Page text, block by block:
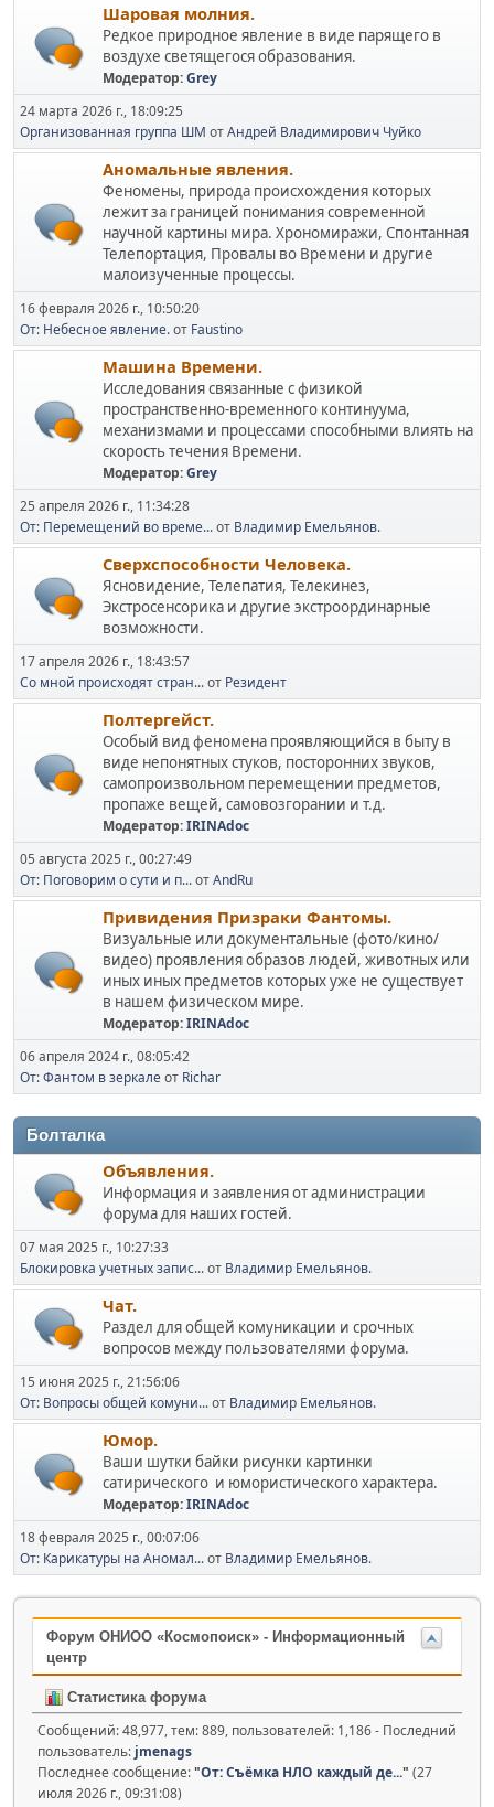
Шаровая молния.
Редкое природное явление в виде парящего в
воздухе светящегося образования.
Модератор:Grey
24 марта 2026 г., 18:09:25
Организованная группа ШМ отАндрей Владимирович Чуйко
Аномальные явления.
Феномены, природа происхождения которых
лежит за границей понимания современной
научной картины мира. Хрономиражи, Спонтанная
Телепортация, Провалы во Времени и другие
малоизученные процессы.
16 февраля 2026 г., 10:50:20
От: Небесное явление.от Faustino
Машина Времени.
Исследования связанные с физикой
пространственно-временного континуума,
механизмами и процессами способными влиять на
скорость течения Времени.
Модератор:Grey
25 апреля 2026 г., 11:34:28
От: Перемещений во време...от Владимир Емельянов.
Сверхспособности Человека.
Ясновидение, Телепатия, Телекинез,
Экстросенсорика и другие экстроординарные
возможности.
17 апреля 2026 г., 18:43:57
Со мной происходят стран...от Резидент
Полтергейст.
Особый вид феномена проявляющийся в быту в
виде непонятных стуков, посторонних звуков,
самопроизвольном перемещении предметов,
пропаже вещей, самовозгорании и т.д.
Модератор:IRINAdoc
05 августа 2025 г., 00:27:49
От: Поговорим о сути и п...отAndRu
Привидения Призраки Фантомы.
Визуальные или документальные (фото/кино/
видео) проявления образов людей, животных или
иных иных предметов которых уже не существует
в нашем физическом мире.
Модератор:IRINAdoc
06 апреля 2024 г., 08:05:42
От: Фантом в зеркалеот Richar
Болталка
Объявления.
Информация и заявления от администрации
форума для наших гостей.
07 мая 2025 г., 10:27:33
Блокировка учетных запис...от Владимир Емельянов.
Чат.
Раздел для общей комуникации и срочных
вопросов между пользователями форума.
15 июня 2025 г., 21:56:06
От: Вопросы общей комуни...от Владимир Емельянов.
Юмор.
Ваши шутки байки рисунки картинки
сатирического и юмористического характера.
Модератор:IRINAdoc
18 февраля 2025 г., 00:07:06
От: Карикатуры на Аномал...от Владимир Емельянов.
Форум ОНИОО «Космопоиск» - Информационный
центр
Статистика форума
Сообщений: 48,977, тем: 889, пользователей: 1,186 - Последний
пользователь: jmenags
Последнее сообщение:"От: Съёмка НЛО каждый де..." (27
июля 2026 г., 09:31:08)